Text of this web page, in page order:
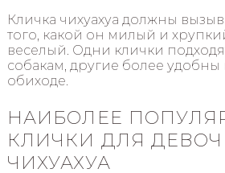
Кличка чихуахуа должны
того, какой он милый и
веселый. Одни клички
собакам, другие более
обиходе.
НАИБОЛЕЕ
КЛИЧКИ ДЛЯ
ЧИХУАХУА